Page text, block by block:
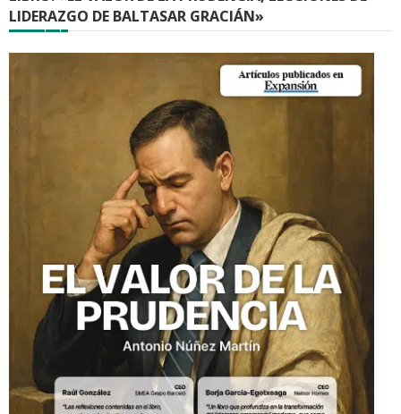
LIDERAZGO DE BALTASAR GRACIÁN»